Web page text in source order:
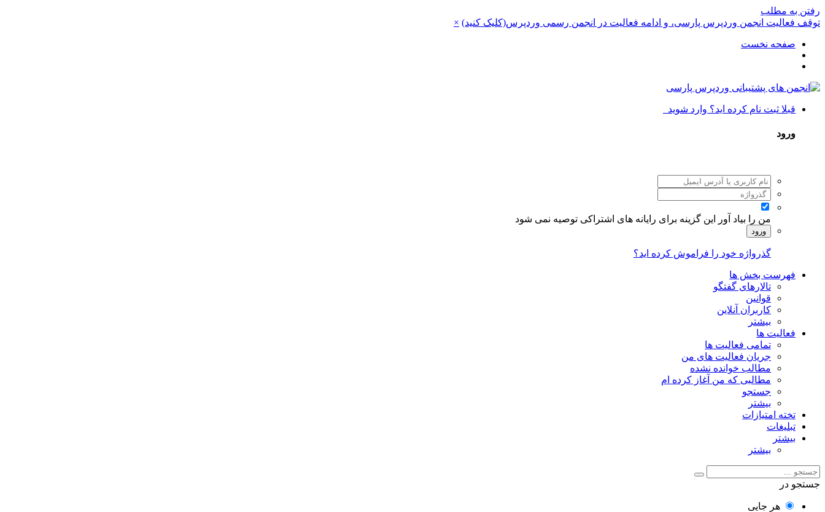
رفتن به مطلب
توقف فعالیت انجمن وردپرس پارسی، و ادامه فعالیت در انجمن رسمی وردپرس(کلیک کنید) ×
صفحه نخست
قبلا ثبت نام کرده اید؟ وارد شوید
ورود
من را بیاد آور این گزینه برای رایانه های اشتراکی توصیه نمی شود
ورود
گذرواژه خود را فراموش کرده اید؟
فهرست بخش ها
تالارهای گفتگو
قوانین
کاربران آنلاین
بیشتر
فعالیت ها
تمامی فعالیت ها
جریان فعالیت های من
مطالب خوانده نشده
مطالبی که من آغاز کرده ام
جستجو
بیشتر
تخته امتیازات
تبلیغات
بیشتر
بیشتر
جستجو در
هر جایی